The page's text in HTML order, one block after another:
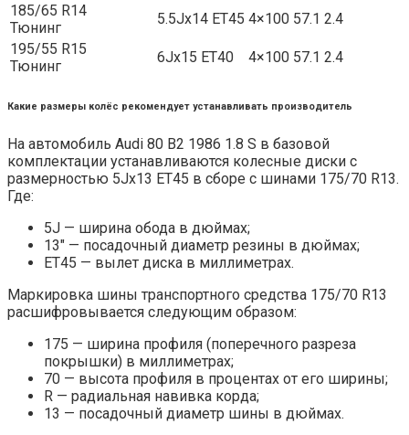
185/65 R14
Тюнинг
5.5Jx14 ET45 4×100 57.1 2.4
195/55 R15
Тюнинг
6Jx15 ET40 4×100 57.1 2.4
Какие размеры колёс рекомендует устанавливать производитель
На автомобиль Audi 80 B2 1986 1.8 S в базовой
комплектации устанавливаются колесные диски с
размерностью 5Jx13 ET45 в сборе с шинами 175/70 R13.
Где:
5J — ширина обода в дюймах;
13″ — посадочный диаметр резины в дюймах;
ET45 — вылет диска в миллиметрах.
Маркировка шины транспортного средства 175/70 R13
расшифровывается следующим образом:
175 — ширина профиля (поперечного разреза
покрышки) в миллиметрах;
70 — высота профиля в процентах от его ширины;
R — радиальная навивка корда;
13 — посадочный диаметр шины в дюймах.